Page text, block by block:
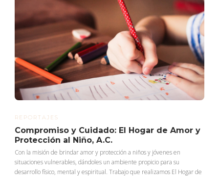
REPORTAJES
Compromiso y Cuidado: El Hogar de Amor y
Protección al Niño, A.C.
Con la misión de brindar amor y protección a niños y jóvenes en
situaciones vulnerables, dándoles un ambiente propicio para su
desarrollo físico, mental y espiritual. Trabajo que realizamos El Hogar de